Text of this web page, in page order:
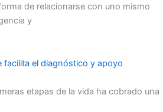
de relacionarse con uno mismo
y
facilita el diagnóstico y apoyo
etapas de la vida ha cobrado una